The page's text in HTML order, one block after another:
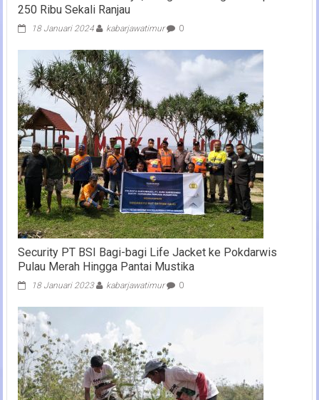
250 Ribu Sekali Ranjau
18 Januari 2024 kabarjawatimur 0
Security PT BSI Bagi-bagi Life Jacket ke Pokdarwis
Pulau Merah Hingga Pantai Mustika
18 Januari 2023 kabarjawatimur 0